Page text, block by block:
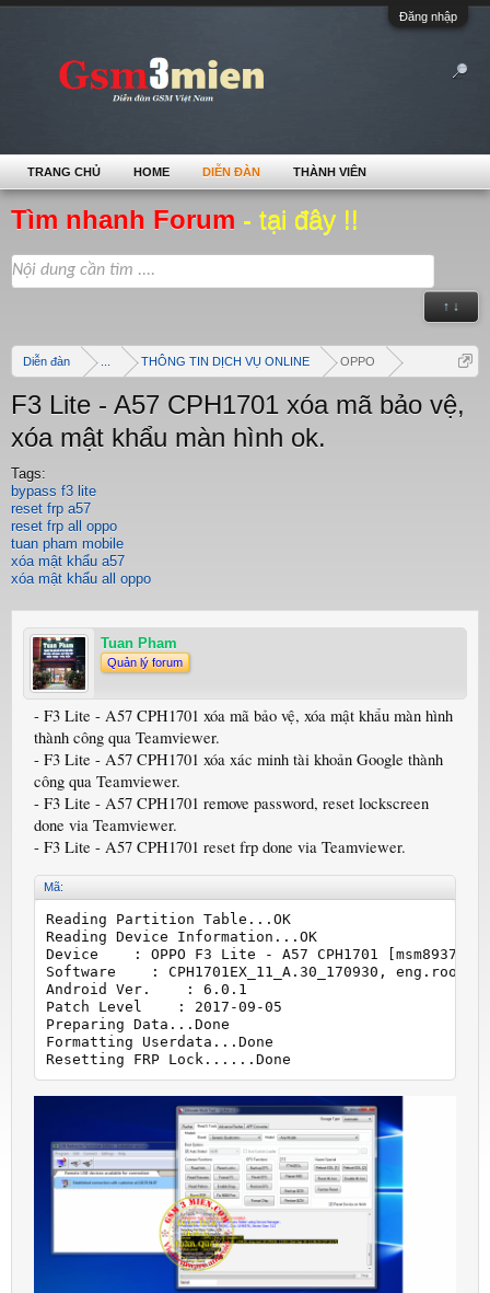
Đăng nhập
Tìm nhanh Forum - tại đây !!
↑ ↓
Diễn đàn THÔNG TIN DỊCH VỤ ONLINE OPPO
F3 Lite - A57 CPH1701 xóa mã bảo vệ,
xóa mật khẩu màn hình ok.
Tags:
bypass f3 lite
reset frp a57
reset frp all oppo
tuan pham mobile
xóa mật khẩu a57
xóa mật khẩu all oppo
Tuan Pham
Quản lý forum
- F3 Lite - A57 CPH1701 xóa mã bảo vệ, xóa mật khẩu màn hình
thành công qua Teamviewer.
- F3 Lite - A57 CPH1701 xóa xác minh tài khoản Google thành
công qua Teamviewer.
- F3 Lite - A57 CPH1701 remove password, reset lockscreen
done via Teamviewer.
- F3 Lite - A57 CPH1701 reset frp done via Teamviewer.
Mã:
Reading Partition Table...OK
Reading Device Information...OK
Device    : OPPO F3 Lite - A57 CPH1701 [msm8937]
Software    : CPH1701EX_11_A.30_170930,
Android Ver.    : 6.0.1
Patch Level    : 2017-09-05
Preparing Data...Done
Formatting Userdata...Done
Resetting FRP Lock......Done
TRANG CHỦ HOME DIỄN ĐÀN THÀNH VIÊN